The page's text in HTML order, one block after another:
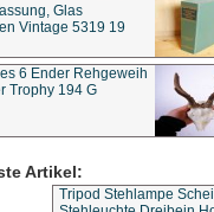
Glas
Vintage 5319 19
6 Ender Rehgeweih
Trophy 194 G
Artikel:
Tripod Stehlampe